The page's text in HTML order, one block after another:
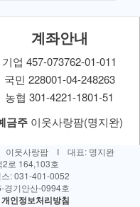
계좌안내
기업 457-073762-01-011
국민 228001-04-248263
농협 301-4221-1801-51
금주 이웃사랑팜(명지완)
이웃사랑팜 I 대표: 명지완
2로 164,103호
: 031-401-0052
경기안산-0994호
개인정보처리방침